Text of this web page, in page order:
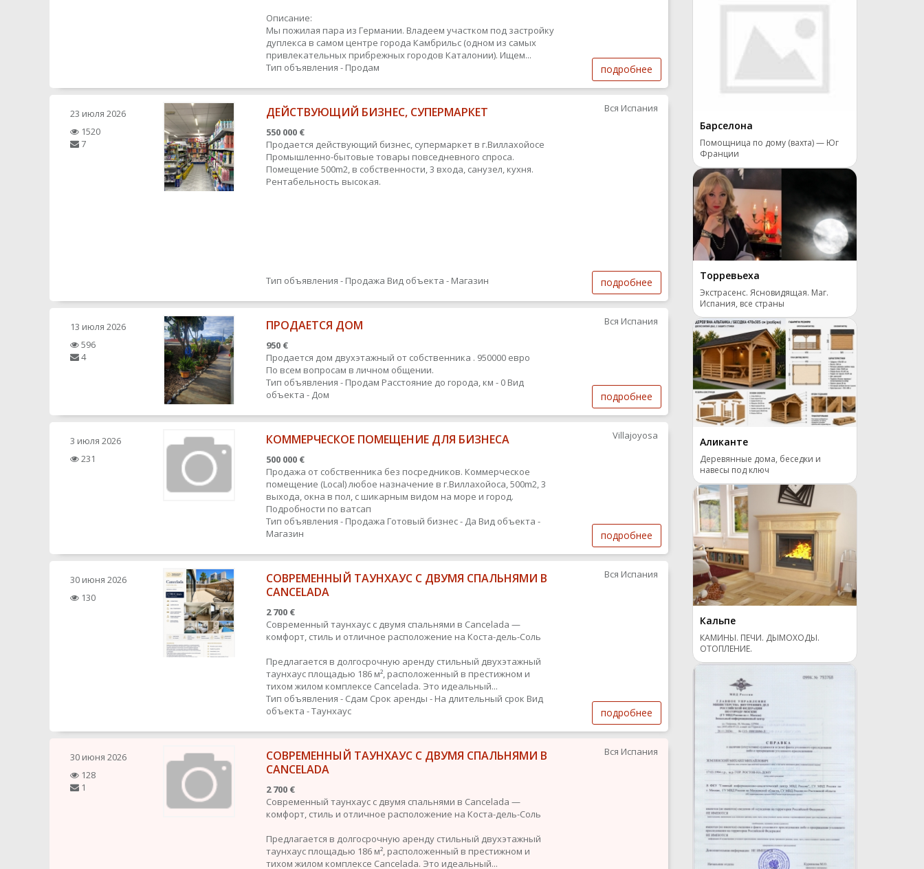
Описание:
Мы пожилая пара из Германии. Владеем участком под застройку
дуплекса в самом центре города Камбрильс (одном из самых
привлекательных прибрежных городов Каталонии). Ищем...
Тип объявления - Продам
подробнее
23 июля 2026
1520
7
ДЕЙСТВУЮЩИЙ БИЗНЕС, СУПЕРМАРКЕТ
550 000 €
Продается действующий бизнес, супермаркет в г.Виллахойосе
Промышленно-бытовые товары повседневного спроса.
Помещение 500m2, в собственности, 3 входа, санузел, кухня.
Рентабельность высокая.
Тип объявления - Продажа Вид объекта - Магазин
Вся Испания
подробнее
13 июля 2026
596
4
ПРОДАЕТСЯ ДОМ
950 €
Продается дом двухэтажный от собственника . 950000 евро
По всем вопросам в личном общении.
Тип объявления - Продам Расстояние до города, км - 0 Вид
объекта - Дом
Вся Испания
подробнее
3 июля 2026
231
КОММЕРЧЕСКОЕ ПОМЕЩЕНИЕ ДЛЯ БИЗНЕСА
500 000 €
Продажа от собственника без посредников. Коммерческое
помещение (Local) любое назначение в г.Виллахойоса, 500m2, 3
выхода, окна в пол, с шикарным видом на море и город.
Подробности по ватсап
Тип объявления - Продажа Готовый бизнес - Да Вид объекта -
Магазин
Villajoyosa
подробнее
30 июня 2026
130
СОВРЕМЕННЫЙ ТАУНХАУС С ДВУМЯ СПАЛЬНЯМИ В
CANCELADA
2 700 €
Современный таунхаус с двумя спальнями в Cancelada —
комфорт, стиль и отличное расположение на Коста-дель-Соль
Предлагается в долгосрочную аренду стильный двухэтажный
таунхаус площадью 186 м², расположенный в престижном и
тихом жилом комплексе Cancelada. Это идеальный...
Тип объявления - Сдам Срок аренды - На длительный срок Вид
объекта - Таунхаус
Вся Испания
подробнее
30 июня 2026
128
1
СОВРЕМЕННЫЙ ТАУНХАУС С ДВУМЯ СПАЛЬНЯМИ В
CANCELADA
2 700 €
Современный таунхаус с двумя спальнями в Cancelada —
комфорт, стиль и отличное расположение на Коста-дель-Соль
Предлагается в долгосрочную аренду стильный двухэтажный
таунхаус площадью 186 м², расположенный в престижном и
тихом жилом комплексе Cancelada. Это идеальный...
Вся Испания
Барселона
Помощница по дому (вахта) — Юг
Франции
Торревьеха
Экстрасенс. Ясновидящая. Маг.
Испания, все страны
Аликанте
Деревянные дома, беседки и
навесы под ключ
Кальпе
КАМИНЫ. ПЕЧИ. ДЫМОХОДЫ.
ОТОПЛЕНИЕ.